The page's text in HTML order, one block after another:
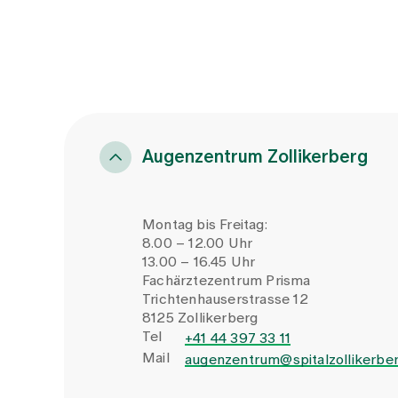
Augenzentrum Zollikerberg
Montag bis Freitag:
8.00 – 12.00 Uhr
13.00 – 16.45 Uhr
Fachärztezentrum Prisma
Trichtenhauserstrasse 12
8125 Zollikerberg
Tel
+41 44 397 33 11
Mail